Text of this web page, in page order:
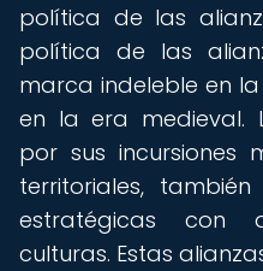
política de las
política de las
marca indeleble en
en la era medieval.
por sus incursiones
territoriales,
estratégicas con
culturas. Estas